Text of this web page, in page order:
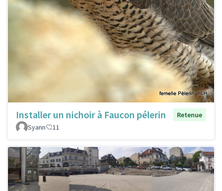
Installer un nichoir à Faucon pélerin
Retenue
Syann
11